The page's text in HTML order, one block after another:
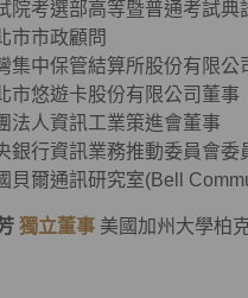
院考選部高等暨普通考試典
市市政顧問
集中保管結算所股份有限公
市悠遊卡股份有限公司董事
法人資訊工業策進會董事
銀行資訊業務推動委員會委
貝爾通訊研究室(Bell
獨立董事 美國加州大學柏